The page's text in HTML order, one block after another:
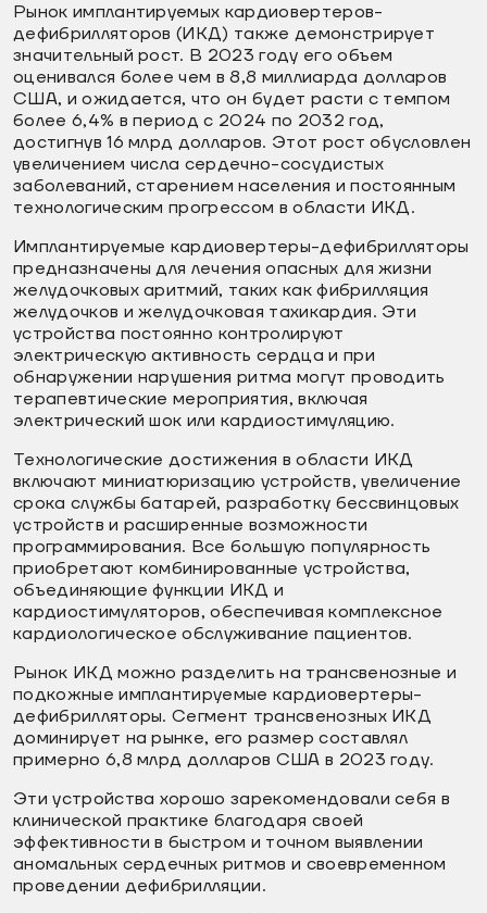
Рынок имплантируемых кардиовертеров-
дефибрилляторов (ИКД) также демонстрирует
значительный рост. В 2023 году его объем
оценивался более чем в 8,8 миллиарда долларов
США, и ожидается, что он будет расти с темпом
более 6,4% в период с 2024 по 2032 год,
достигнув 16 млрд долларов. Этот рост обусловлен
увеличением числа сердечно-сосудистых
заболеваний, старением населения и постоянным
технологическим прогрессом в области ИКД.
Имплантируемые кардиовертеры-дефибрилляторы
предназначены для лечения опасных для жизни
желудочковых аритмий, таких как фибрилляция
желудочков и желудочковая тахикардия. Эти
устройства постоянно контролируют
электрическую активность сердца и при
обнаружении нарушения ритма могут проводить
терапевтические мероприятия, включая
электрический шок или кардиостимуляцию.
Технологические достижения в области ИКД
включают миниатюризацию устройств, увеличение
срока службы батарей, разработку бессвинцовых
устройств и расширенные возможности
программирования. Все большую популярность
приобретают комбинированные устройства,
объединяющие функции ИКД и
кардиостимуляторов, обеспечивая комплексное
кардиологическое обслуживание пациентов.
Рынок ИКД можно разделить на трансвенозные и
подкожные имплантируемые кардиовертеры-
дефибрилляторы. Сегмент трансвенозных ИКД
доминирует на рынке, его размер составлял
примерно 6,8 млрд долларов США в 2023 году.
Эти устройства хорошо зарекомендовали себя в
клинической практике благодаря своей
эффективности в быстром и точном выявлении
аномальных сердечных ритмов и своевременном
проведении дефибрилляции.